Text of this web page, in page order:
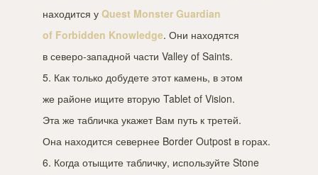
находится у Quest Monster Guardian
of Forbidden Knowledge. Они находятся
в северо-западной части Valley of Saints.
5. Как только добудете этот камень, в этом
же районе ищите вторую Tablet of Vision.
Эта же табличка укажет Вам путь к третей.
Она находится севернее Border Outpost в горах.
6. Когда отыщите табличку, используйте Stone